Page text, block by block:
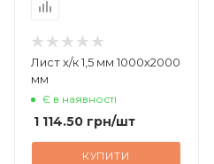
Лист х/к 1,5 мм 1000х2000
мм
Є в наявності
1 114.50 грн/шт
КУПИТИ